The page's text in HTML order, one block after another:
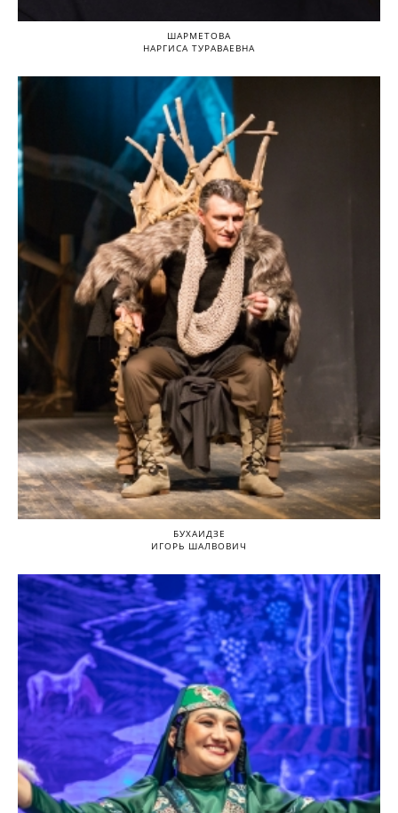
ШАРМЕТОВА
НАРГИСА ТУРАВАЕВНА
БУХАИДЗЕ
ИГОРЬ ШАЛВОВИЧ